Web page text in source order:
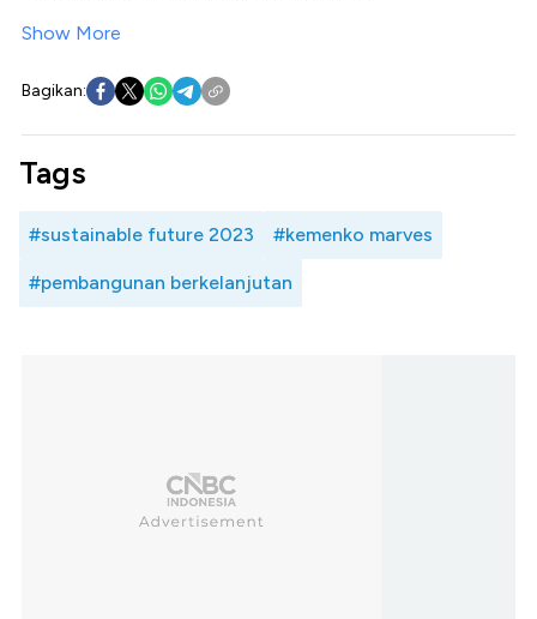
Show More
Bagikan:
Tags
#sustainable future 2023 #kemenko marves
#pembangunan berkelanjutan